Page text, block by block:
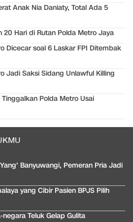
Anak Nia Daniaty, Total Ada 5
20 Hari di Rutan Polda Metro Jaya
Dicecar soal 6 Laskar FPI Ditembak
Jadi Saksi Sidang Unlawful Killing
Polda Metro Usai
Banyuwangi, Pemeran Pria Jadi
yang Cibir Pasien BPJS Pilih
Teluk Gelap Gulita